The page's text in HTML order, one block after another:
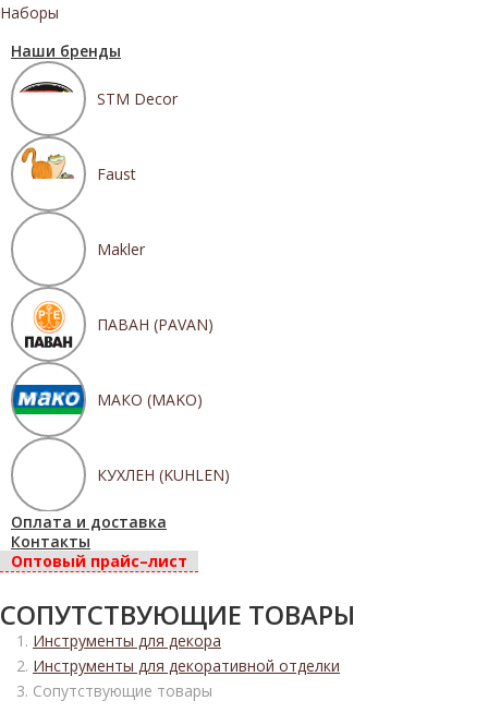
Наборы
Наши бренды
STM Decor
Faust
Makler
ПАВАН (PAVAN)
МАКО (MAKO)
КУХЛЕН (KUHLEN)
Оплата и доставка
Контакты
Оптовый прайс–лист
СОПУТСТВУЮЩИЕ ТОВАРЫ
Инструменты для декора
Инструменты для декоративной отделки
Сопутствующие товары